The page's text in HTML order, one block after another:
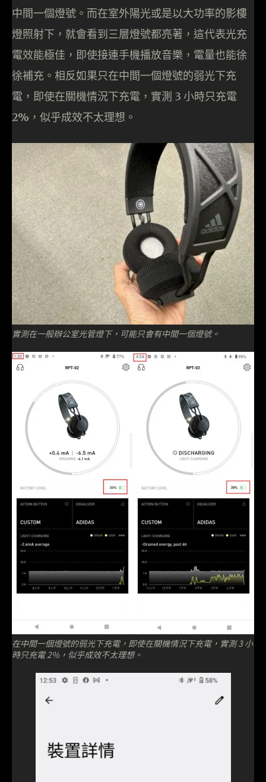
中間一個燈號。而在室外陽光或是以大功率的影樓
燈照射下，就會看到三層燈號都亮著，這代表光充
電效能極佳，即使接連手機播放音樂，電量也能徐
徐補充。相反如果只在中間一個燈號的弱光下充
電，即使在關機情況下充電，實測 3 小時只充電
2%，似乎成效不太理想。
實測在一般辦公室光管燈下，可能只會有中間一個燈號。
在中間一個燈號的弱光下充電，即使在關機情況下充電，實測 3 小
時只充電 2%，似乎成效不太理想。